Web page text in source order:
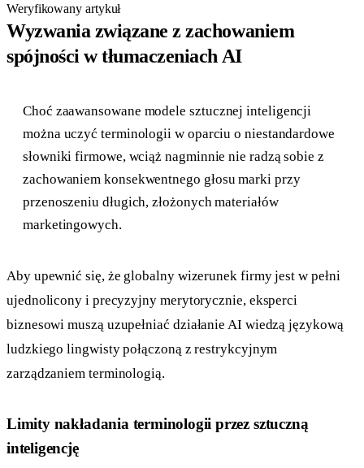
Weryfikowany artykuł
Wyzwania związane z zachowaniem
spójności w tłumaczeniach AI
Choć zaawansowane modele sztucznej inteligencji
można uczyć terminologii w oparciu o niestandardowe
słowniki firmowe, wciąż nagminnie nie radzą sobie z
zachowaniem konsekwentnego głosu marki przy
przenoszeniu długich, złożonych materiałów
marketingowych.
Aby upewnić się, że globalny wizerunek firmy jest w pełni
ujednolicony i precyzyjny merytorycznie, eksperci
biznesowi muszą uzupełniać działanie AI wiedzą językową
ludzkiego lingwisty połączoną z restrykcyjnym
zarządzaniem terminologią.
Limity nakładania terminologii przez sztuczną
inteligencję